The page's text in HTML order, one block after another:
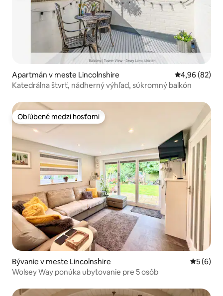
Apartmán v meste Lincolnshire Priemerné
4,96 (82)
Katedrálna štvrť, nádherný výhľad, súkromný balkón
Obľúbené medzi hosťami
Obľúbené medzi hosťami
Bývanie v meste Lincolnshire
5 (6)
Wolsey Way ponúka ubytovanie pre 5 osôb